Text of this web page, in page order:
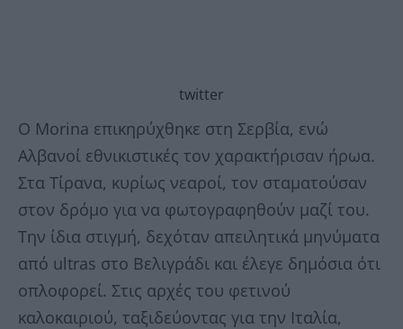
twitter
Ο Morina επικηρύχθηκε στη Σερβία, ενώ
Αλβανοί εθνικιστικές τον χαρακτήρισαν ήρωα.
Στα Τίρανα, κυρίως νεαροί, τον σταματούσαν
στον δρόμο για να φωτογραφηθούν μαζί του.
Την ίδια στιγμή, δεχόταν απειλητικά μηνύματα
από ultras στο Βελιγράδι και έλεγε δημόσια ότι
οπλοφορεί. Στις αρχές του φετινού
καλοκαιριού, ταξιδεύοντας για την Ιταλία,